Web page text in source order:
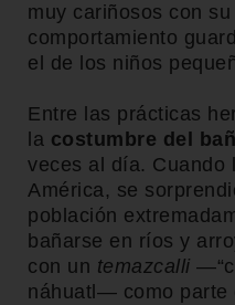
muy cariñosos con
comportamiento
el de los niños
Entre las prácticas
la costumbre del
veces al día. Cuando
América, se
población
bañarse en ríos y
con un temazcalli
náhuatl— como parte